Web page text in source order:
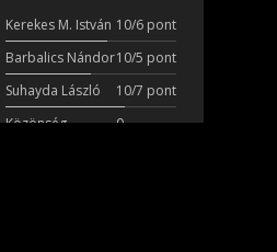
Kerekes M. István 10/6 pont
Barbalics Nándor10/5 pont
Suhayda László
10/7 pont
Közönség
0